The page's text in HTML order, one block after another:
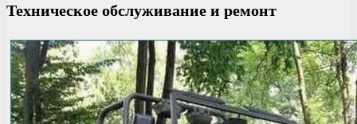
Техническое обслуживание и ремонт